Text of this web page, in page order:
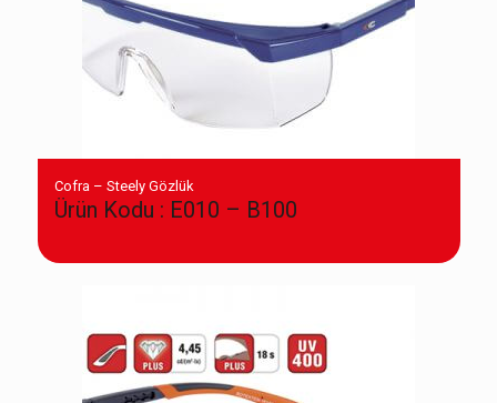
Cofra – Steely Gözlük
Ürün Kodu : E010 – B100